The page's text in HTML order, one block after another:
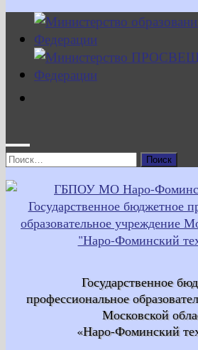
Найти:
Государственное
профессиональное
Московской
«Наро-Фоминский